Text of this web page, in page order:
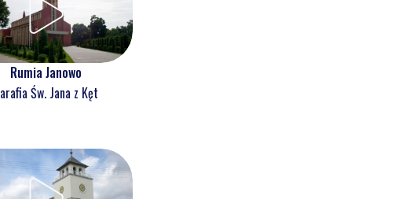
Rumia Janowo
Św. Jana z Kęt